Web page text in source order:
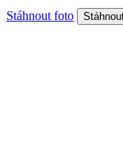
Stáhnout foto